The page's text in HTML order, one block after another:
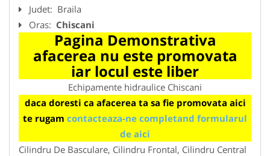
Judet: Braila
Oras: Chiscani
Pagina Demonstrativa
afacerea nu este promovata
iar locul este liber
Echipamente hidraulice Chiscani
daca doresti ca afacerea ta sa fie promovata aici
te rugam contacteaza-ne completand formularul
de aici
Cilindru De Basculare, Cilindru Frontal, Cilindru Central